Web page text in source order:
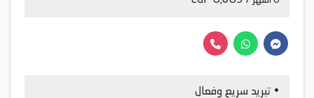
• تبريد سريع وفعال